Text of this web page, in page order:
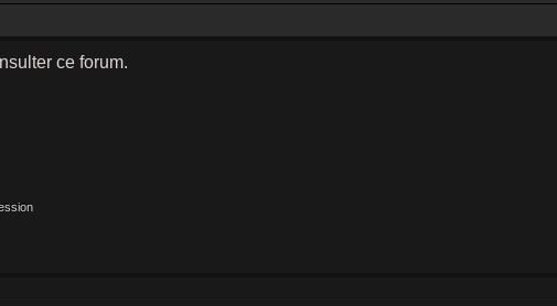
ce forum.